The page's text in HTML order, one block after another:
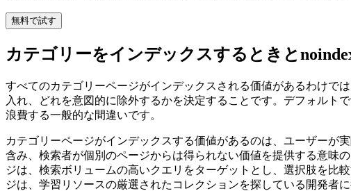
無料で試す
カテゴリーをインデックスするときと
すべてのカテゴリーページがインデックスされる価値があるわけで
入れ、どれを意図的に除外するかを決定することです。デフォルト
浪費する一般的な間違いです。
カテゴリーページがインデックスする価値があるのは、ユーザーが
含み、検索者が個別のページからは得られない価値を提供する意味
ジは、検索ボリュームの高いクエリをターゲットとし、選択肢を比
ジは、学習リソースの厳選されたコレクションを探している開発者に